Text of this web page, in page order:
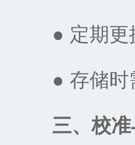
● 定期更换
● 存储时需
三、校